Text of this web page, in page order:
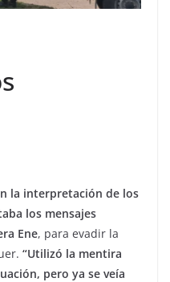
la interpretación de los
los mensajes
Ene, para evadir la
“Utilizó la mentira
pero ya se veía